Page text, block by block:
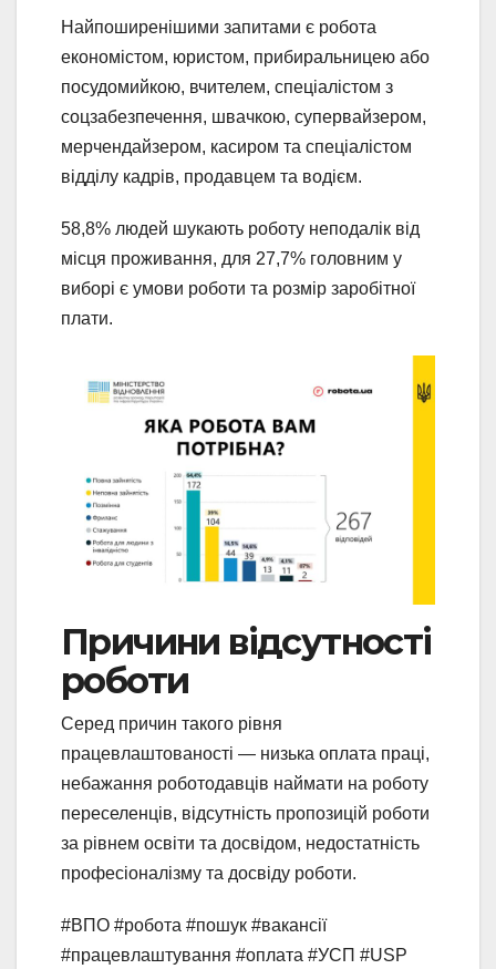
Найпоширенішими запитами є робота
економістом, юристом, прибиральницею або
посудомийкою, вчителем, спеціалістом з
соцзабезпечення, швачкою, супервайзером,
мерчендайзером, касиром та спеціалістом
відділу кадрів, продавцем та водієм.
58,8% людей шукають роботу неподалік від
місця проживання, для 27,7% головним у
виборі є умови роботи та розмір заробітної
плати.
Причини відсутності
роботи
Серед причин такого рівня
працевлаштованості — низька оплата праці,
небажання роботодавців наймати на роботу
переселенців, відсутність пропозицій роботи
за рівнем освіти та досвідом, недостатність
професіоналізму та досвіду роботи.
#ВПО #робота #пошук #вакансії
#працевлаштування #оплата #УСП #USP